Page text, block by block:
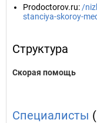
Prodoctorov.ru: /
stanciya-skoroy-
Структура
Скорая помощь
Специалисты